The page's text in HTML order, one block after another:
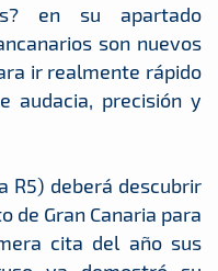
en su apartado
son nuevos
ir realmente rápido
audacia, precisión y
R5) deberá descubrir
de Gran Canaria para
cita del año sus